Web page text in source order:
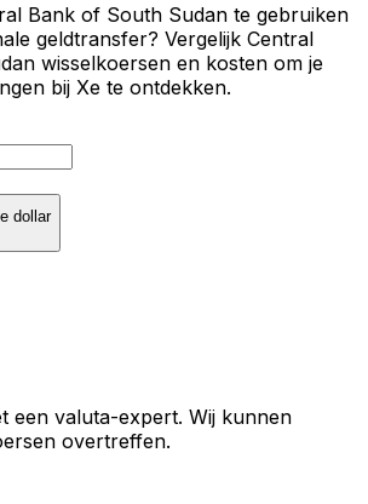
Bank of South Sudan te gebruiken
geldtransfer? Vergelijk Central
wisselkoersen en kosten om je
bij Xe te ontdekken.
dollar
een valuta-expert. Wij kunnen
overtreffen.